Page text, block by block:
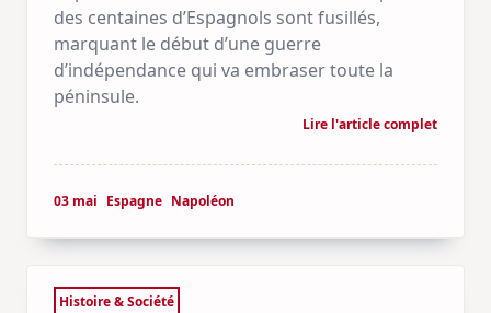
des centaines d’Espagnols sont fusillés,
marquant le début d’une guerre
d’indépendance qui va embraser toute la
péninsule.
Lire l'article complet
03 mai Espagne Napoléon
Histoire & Société